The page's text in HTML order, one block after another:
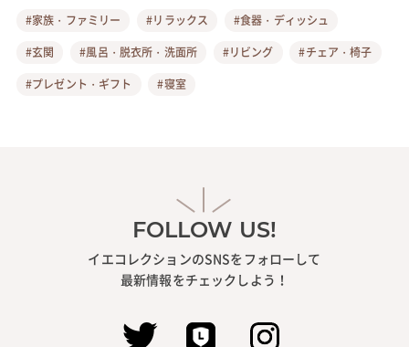
#家族・ファミリー
#リラックス
#食器・ディッシュ
#玄関
#風呂・脱衣所・洗面所 #リビング
#チェア・椅子
#プレゼント・ギフト
#寝室
FOLLOW US!
イエコレクションのSNSをフォローして
最新情報をチェックしよう！